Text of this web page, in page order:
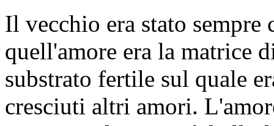
Il vecchio era stato
quell'amore era la matrice
substrato fertile sul quale
cresciuti altri amori.